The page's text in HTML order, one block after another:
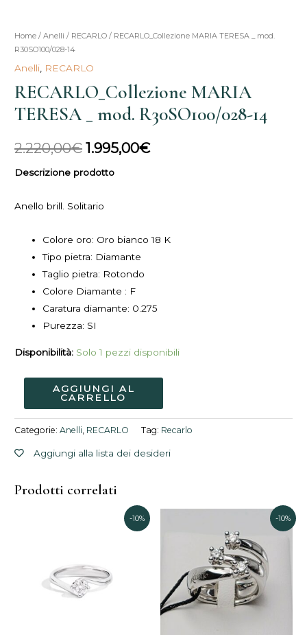
Home /Anelli / RECARLO / RECARLO_Collezione MARIA TERESA _ mod.
R30SO100/028-14
Anelli RECARLO
RECARLO_Collezione MARIA
TERESA _ mod. R30SO100/028-14
2.220,00€
Il
prezzo
originale
era:
2.220,00€.
1.995,00€
Il
attuale
è:
1.995,00€.
Descrizione prodotto
Anello brill. Solitario
Colore oro: Oro bianco 18 K
Tipo pietra: Diamante
Taglio pietra: Rotondo
Colore Diamante : F
Caratura diamante: 0.275
Purezza: SI
Disponibilità: Solo 1 pezzi disponibili
RECARLO_Collezione
MARIA
TERESA
_
mod.
R30SO100/028-
quantità
AGGIUNGI AL
CARRELLO
Categorie:Anelli, RECARLO Tag: Recarlo
Aggiungi alla lista dei desideri
Prodotti correlati
-10%
5.000,00€.
4.500,00€.
-10%
prezzo
originale
era:
4.411,00€.
Il